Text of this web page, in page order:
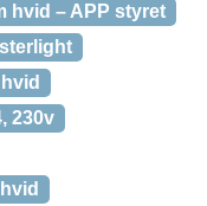
hvid – APP styret
230v